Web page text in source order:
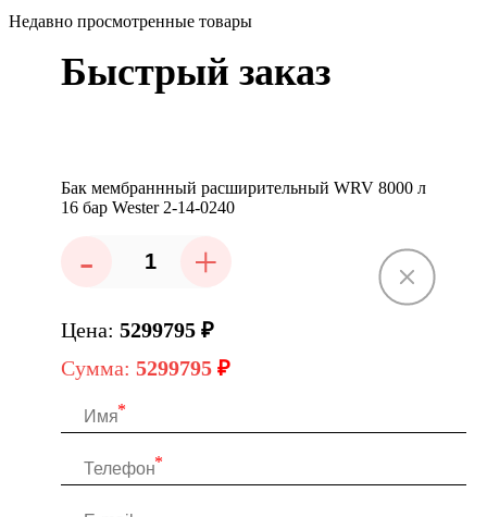
Недавно просмотренные товары
Быстрый заказ
Бак мембраннный расширительный WRV 8000 л
16 бар Wester 2-14-0240
- +
Цена: 5299795 ₽
Сумма: 5299795 ₽